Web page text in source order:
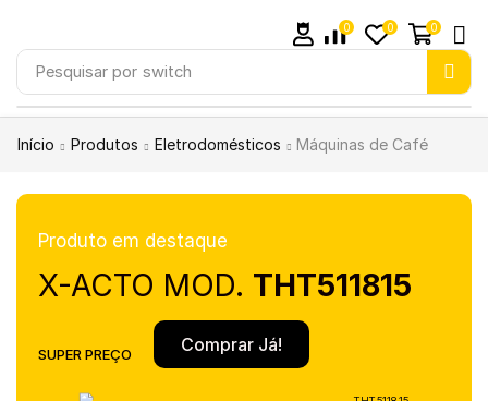
Pesquisar por switch
0 0 0
Início Produtos Eletrodomésticos Máquinas de Café
Produto em destaque
X-ACTO MOD. THT511815
SUPER PREÇO Comprar Já!